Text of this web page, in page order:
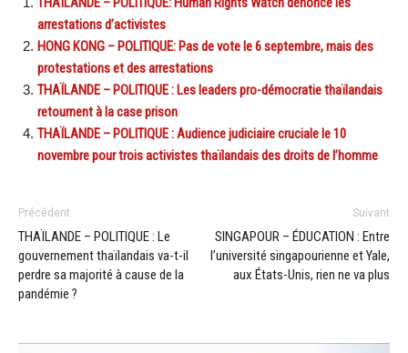
arrestations d’activistes
HONG KONG – POLITIQUE: Pas de vote le 6 septembre, mais des
protestations et des arrestations
THAÏLANDE – POLITIQUE : Les leaders pro-démocratie thaïlandais
retournent à la case prison
THAÏLANDE – POLITIQUE : Audience judiciaire cruciale le 10
novembre pour trois activistes thaïlandais des droits de l’homme
Précédent
THAÏLANDE – POLITIQUE : Le
gouvernement thaïlandais va-t-il
perdre sa majorité à cause de la
pandémie ?
Suivant
SINGAPOUR – ÉDUCATION : Entre
l’université singapourienne et Yale,
aux États-Unis, rien ne va plus